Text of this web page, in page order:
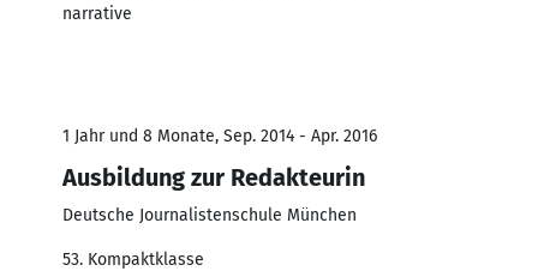
narrative
1 Jahr und 8 Monate, Sep. 2014 - Apr. 2016
Ausbildung zur Redakteurin
Deutsche Journalistenschule München
53. Kompaktklasse